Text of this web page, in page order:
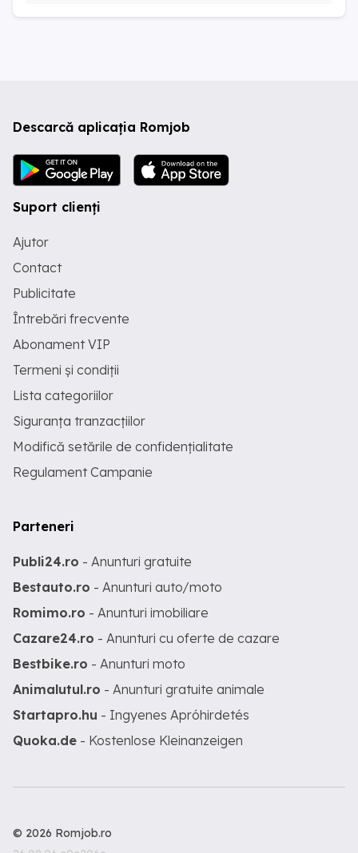
Descarcă aplicația Romjob
Suport clienți
Ajutor
Contact
Publicitate
Întrebări frecvente
Abonament VIP
Termeni și condiții
Lista categoriilor
Siguranța tranzacțiilor
Modifică setările de confidențialitate
Regulament Campanie
Parteneri
Publi24.ro - Anunturi gratuite
Bestauto.ro - Anunturi auto/moto
Romimo.ro - Anunturi imobiliare
Cazare24.ro - Anunturi cu oferte de cazare
Bestbike.ro - Anunturi moto
Animalutul.ro - Anunturi gratuite animale
Startapro.hu - Ingyenes Apróhirdetés
Quoka.de - Kostenlose Kleinanzeigen
© 2026 Romjob.ro